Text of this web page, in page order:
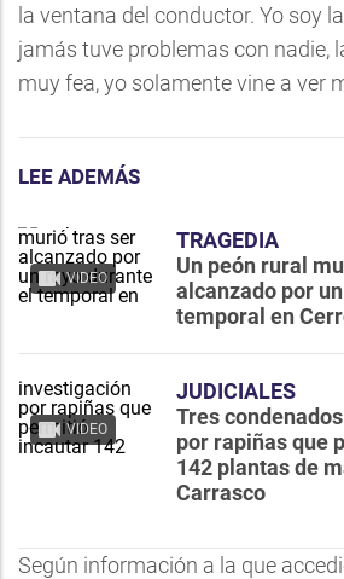
la ventana del conductor. Yo soy
jamás tuve problemas con nadie,
muy fea, yo solamente vine a ver
LEE ADEMÁS
VIDEO
TRAGEDIA
Un peón rural
alcanzado por
temporal en
VIDEO
JUDICIALES
Tres
por rapiñas que
142 plantas de
Carrasco
Según información a la que